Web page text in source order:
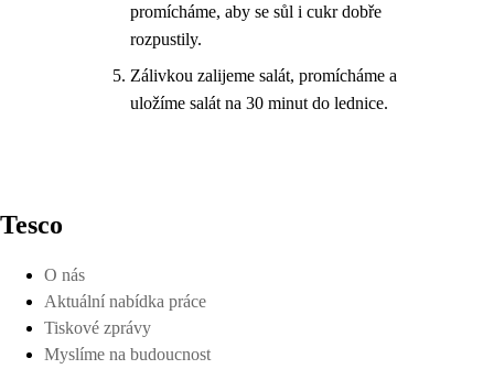
promícháme, aby se sůl i cukr dobře
rozpustily.
Zálivkou zalijeme salát, promícháme a
uložíme salát na 30 minut do lednice.
Tesco
O nás
Aktuální nabídka práce
Tiskové zprávy
Myslíme na budoucnost